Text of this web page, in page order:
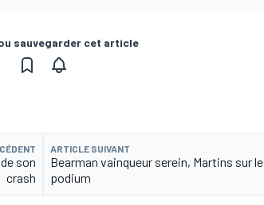
sauvegarder cet article
son
crash
ARTICLE SUIVANT
Bearman vainqueur serein, Martins sur le
podium